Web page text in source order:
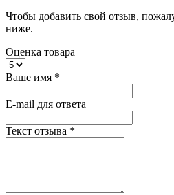
Чтобы добавить свой отзыв,
ниже.
Оценка товара
Ваше имя *
E-mail для ответа
Текст отзыва *